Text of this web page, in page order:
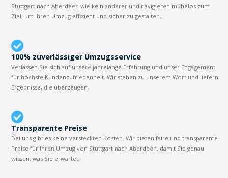
Stuttgart nach Aberdeen wie kein anderer und navigieren mühelos zum
Ziel, um Ihren Umzug effizient und sicher zu gestalten.
100% zuverlässiger Umzugsservice
Verlassen Sie sich auf unsere jahrelange Erfahrung und unser Engagement
für höchste Kundenzufriedenheit. Wir stehen zu unserem Wort und liefern
Ergebnisse, die überzeugen.
Transparente Preise
Bei uns gibt es keine versteckten Kosten. Wir bieten faire und transparente
Preise für Ihren Umzug von Stuttgart nach Aberdeen, damit Sie genau
wissen, was Sie erwartet.